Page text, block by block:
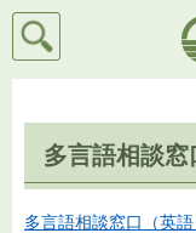
検索
多言語相談窓
多言語相談窓口（英